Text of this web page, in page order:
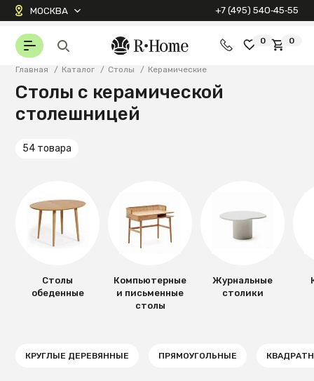
МОСКВА +7 (495) 540‑45‑55
0 0
Главная / Каталог / Столы / Керамические
Столы с керамической
столешницей
54 товара
Столы
обеденные
Компьютерные
и письменные
столы
Журнальные
столики
КРУГЛЫЕ ДЕРЕВЯННЫЕ ПРЯМОУГОЛЬНЫЕ